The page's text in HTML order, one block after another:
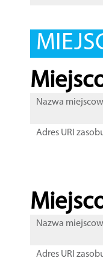
Nazwa
Adres URI
Nazwa
Adres URI